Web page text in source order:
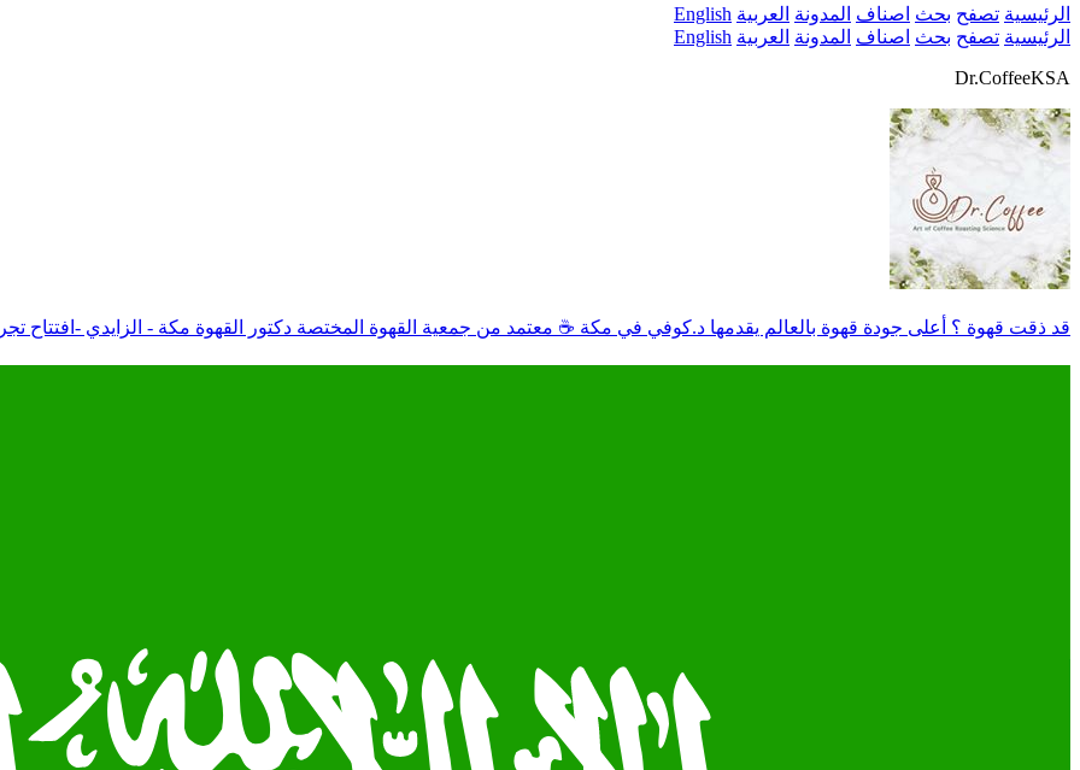
الرئيسية تصفح بحث اصناف المدونة العربية English
الرئيسية تصفح بحث اصناف المدونة العربية English
Dr.CoffeeKSA
قد ذقت قهوة ؟ أعلى جودة قهوة بالعالم يقدمها د.كوفي في مكة ☕ معتمد من جمعية القهوة المختصة دكتور القهوة مكة - الزايدي -افتتاح